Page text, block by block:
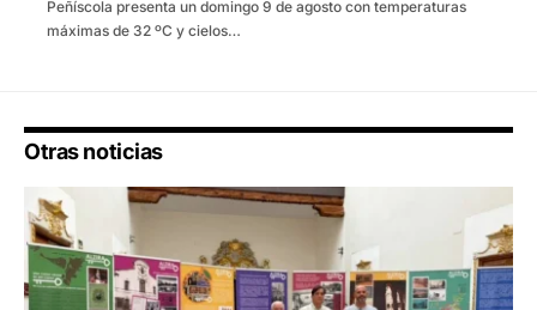
Peñíscola presenta un domingo 9 de agosto con temperaturas
máximas de 32 ºC y cielos…
Otras noticias